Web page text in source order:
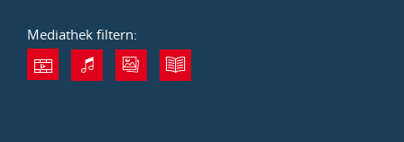
Mediathek filtern: